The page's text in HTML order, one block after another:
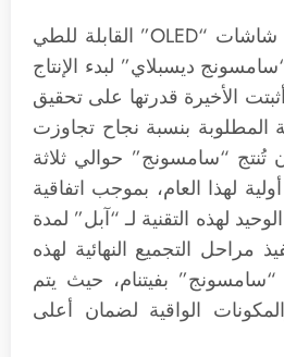
اعتمدت شركة “آبل” شاشات “OLED” القابلة للطي
ديسبلاي” لبدء الإنتاج
الأخيرة قدرتها على تحقيق
المطلوبة بنسبة نجاح تجاوزت
تُنتج “سامسونج” حوالي ثلاثة
لهذا العام، بموجب اتفاقية
لهذه التقنية لـ “آبل” لمدة
مراحل التجميع النهائية لهذه
بفيتنام، حيث يتم
الواقية لضمان أعلى